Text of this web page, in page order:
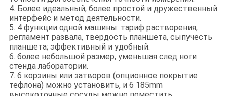
4. Более идеальный, более простой и дружественный
интерфейс и метод деятельности.
5. 4 функции одной машины: тариф растворения,
регламент развала, твердость планшета, сыпучесть
планшета; эффективный и удобный.
6. более небольшой размер, уменьшая след ноги
стенда лаборатории.
7. 6 корзины или затворов (опционное покрытие
тефлона) можно установить, и 6 185mm